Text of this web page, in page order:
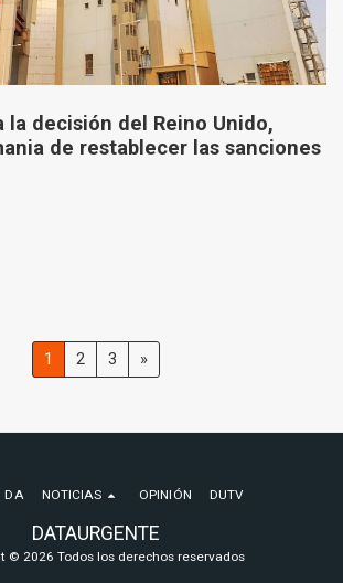
la decisión del Reino Unido,
de restablecer las sanciones
1 2 3 »
DATAURGENTE
© 2026 Todos los derechos reservados
DA NOTICIAS OPINIÓN DUTV